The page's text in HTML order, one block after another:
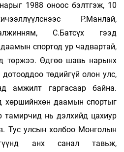
1988 оноос бэлтгэж, 10
Р.Манлай,
С.Батсүх гээд
спортод ур чадвартай,
төржээ. Өдгөө шавь нарынх
төдийгүй олон улс,
амжилт гаргасаар байна.
хөршийнхөн даамын спортыг
тамирчид нь дэлхийд цахиур
Тус улсын холбоо Монголын
түүнд анх санал тавьж,